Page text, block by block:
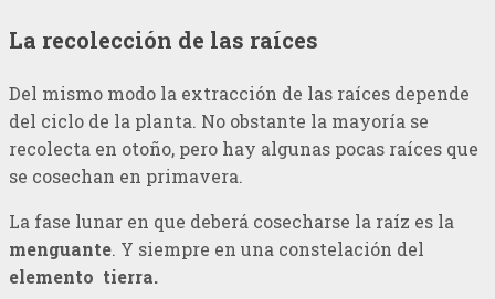
La recolección de las raíces
Del mismo modo la extracción de las raíces depende
del ciclo de la planta. No obstante la mayoría se
recolecta en otoño, pero hay algunas pocas raíces que
se cosechan en primavera.
La fase lunar en que deberá cosecharse la raíz es la
menguante. Y siempre en una constelación del
elemento tierra.